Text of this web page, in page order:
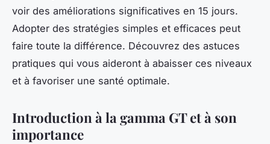
voir des améliorations significatives en 15 jours.
Adopter des stratégies simples et efficaces peut
faire toute la différence. Découvrez des astuces
pratiques qui vous aideront à abaisser ces niveaux
et à favoriser une santé optimale.
Introduction à la gamma GT et à son
importance